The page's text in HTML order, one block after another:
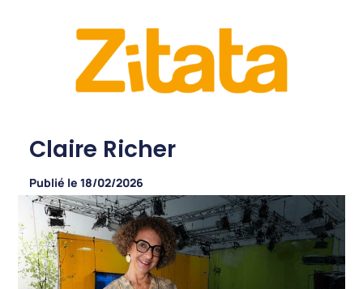
Claire Richer
Publié le 18/02/2026